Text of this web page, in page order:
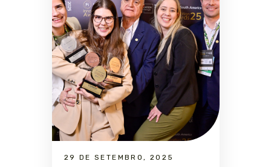
29 DE SETEMBRO, 2025